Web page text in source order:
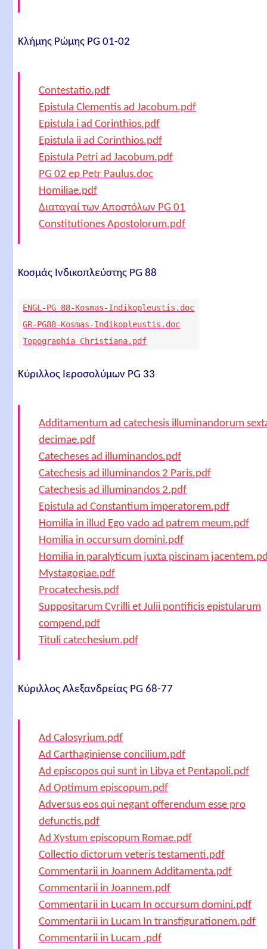
Κλήμης Ρώμης PG 01-02
Contestatio.pdf
Epistula Clementis ad Jacobum.pdf
Epistula i ad Corinthios.pdf
Epistula ii ad Corinthios.pdf
Epistula Petri ad Jacobum.pdf
PG 02 ep Petr Paulus.doc
Homiliae.pdf
Διαταγαί των Αποστόλων PG 01
Constitutiones Apostolorum.pdf
Κοσμάς Ινδικοπλεύστης PG 88
ENGL-PG 88-Kosmas-Indikopleustis.doc
GR-PG88-Kosmas-Indikopleustis.doc
Topographia Christiana.pdf
Κύριλλος Ιεροσολύμων PG 33
Additamentum ad catechesis illuminandorum
decimae.pdf
Catecheses ad illuminandos.pdf
Catechesis ad illuminandos 2 Paris.pdf
Catechesis ad illuminandos 2.pdf
Epistula ad Constantium imperatorem.pdf
Homilia in illud Ego vado ad patrem meum.pdf
Homilia in occursum domini.pdf
Homilia in paralyticum juxta piscinam
Mystagogiae.pdf
Procatechesis.pdf
Suppositarum Cyrilli et Julii pontificis epistularum
compend.pdf
Tituli catechesium.pdf
Κύριλλος Αλεξανδρείας PG 68-77
Ad Calosyrium.pdf
Ad Carthaginiense concilium.pdf
Ad episcopos qui sunt in Libya et Pentapoli.pdf
Ad Optimum episcopum.pdf
Adversus eos qui negant offerendum esse pro
defunctis.pdf
Ad Xystum episcopum Romae.pdf
Collectio dictorum veteris testamenti.pdf
Commentarii in Joannem Additamenta.pdf
Commentarii in Joannem.pdf
Commentarii in Lucam In occursum domini.pdf
Commentarii in Lucam In transfigurationem.pdf
Commentarii in Lucam .pdf